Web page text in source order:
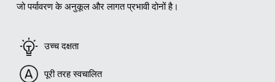
जो पर्यावरण के अनुकूल और लागत प्रभावी दोनों है।
उच्च दक्षता
पूरी तरह स्वचालित